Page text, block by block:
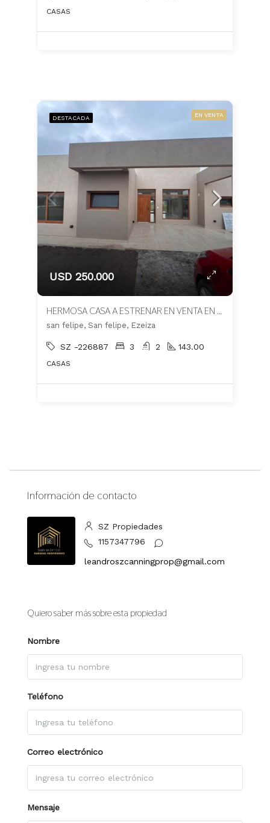
CASAS
DESTACADA EN VENTA
USD 250.000
HERMOSA CASA A ESTRENAR EN VENTA EN BARRIO SAN FELIPE
san felipe, San felipe, Ezeiza
SZ -226887 3 2 143.00
CASAS
Información de contacto
SZ Propiedades
1157347796
leandroszcanningprop@gmail.com
Quiero saber más sobre esta propiedad
Nombre
Teléfono
Correo electrónico
Mensaje